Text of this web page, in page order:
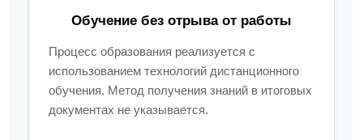
Обучение без отрыва от работы
Процесс образования реализуется с
использованием технологий дистанционного
обучения. Метод получения знаний в итоговых
документах не указывается.